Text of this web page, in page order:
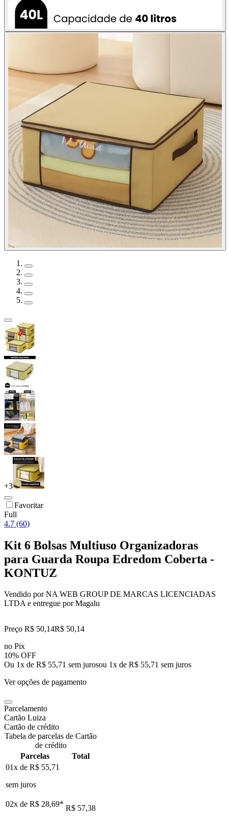
+3
Favoritar
Full
4.7 (60)
Kit 6 Bolsas Multiuso Organizadoras
para Guarda Roupa Edredom Coberta -
KONTUZ
Vendido porNA WEB GROUP DE MARCAS LICENCIADAS
LTDAe entregue por Magalu
Preço R$ 50,14R$ 50,14
no Pix
10% OFF
Ou 1x de R$ 55,71 sem jurosou 1x de R$ 55,71 sem juros
Ver opções de pagamento
Parcelamento
Cartão Luiza
Cartão de crédito
Tabela de parcelas de Cartão
de crédito
Parcelas
Total
01x de R$ 55,71
sem juros
02x de R$ 28,69* R$ 57,38